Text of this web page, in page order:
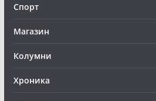
Спорт
Магазин
Колумни
Хроника